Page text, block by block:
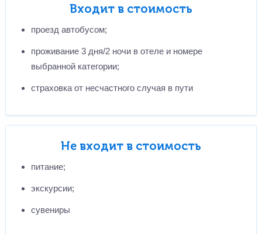
Входит в стоимость
проезд автобусом;
проживание 3 дня/2 ночи в отеле и номере
выбранной категории;
страховка от несчастного случая в пути
Не входит в стоимость
питание;
экскурсии;
сувениры